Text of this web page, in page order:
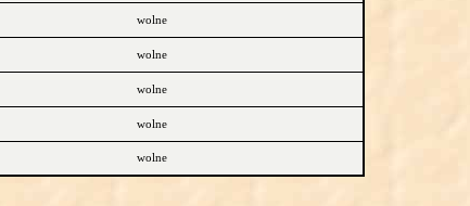
wolne
wolne
wolne
wolne
wolne